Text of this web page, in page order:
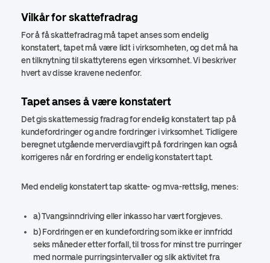
Vilkår for skattefradrag
For å få skattefradrag må tapet anses som endelig
konstatert, tapet må være lidt i virksomheten, og det må ha
en tilknytning til skattyterens egen virksomhet. Vi beskriver
hvert av disse kravene nedenfor.
Tapet anses å være konstatert
Det gis skattemessig fradrag for endelig konstatert tap på
kundefordringer og andre fordringer i virksomhet. Tidligere
beregnet utgående merverdiavgift på fordringen kan også
korrigeres når en fordring er endelig konstatert tapt.
Med endelig konstatert tap skatte- og mva-rettslig, menes:
a) Tvangsinndriving eller inkasso har vært forgjeves.
b) Fordringen er en kundefordring som ikke er innfridd
seks måneder etter forfall, til tross for minst tre purringer
med normale purringsintervaller og slik aktivitet fra